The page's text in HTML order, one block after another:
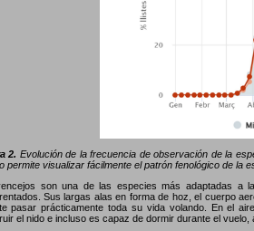
2. Evolución de la frecuencia de observación de la
permite visualizar fácilmente el patrón fenológico de la
son una de las especies más adaptadas a
Sus largas alas en forma de hoz, el cuerpo
pasar prácticamente toda su vida volando. En el
el nido e incluso es capaz de dormir durante el